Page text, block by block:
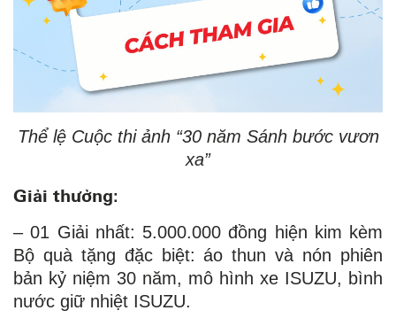
Thể lệ Cuộc thi ảnh“30 năm Sánh bước vươn
xa”
Giải thưởng:
– 01 Giải nhất: 5.000.000 đồng hiện kim kèm
Bộ quà tặng đặc biệt: áo thun và nón phiên
bản kỷ niệm 30 năm, mô hình xe ISUZU, bình
nước giữ nhiệt ISUZU.